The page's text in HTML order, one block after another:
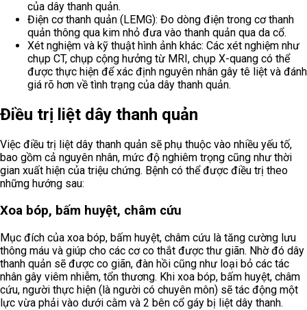
của dây thanh quản.
Điện cơ thanh quản (LEMG): Đo dòng điện trong cơ thanh
quản thông qua kim nhỏ đưa vào thanh quản qua da cổ.
Xét nghiệm và kỹ thuật hình ảnh khác: Các xét nghiệm như
chụp CT, chụp cộng hưởng từ MRI, chụp X-quang có thể
được thực hiện để xác định nguyên nhân gây tê liệt và đánh
giá rõ hơn về tình trạng của dây thanh quản.
Điều trị liệt dây thanh quản
Việc điều trị liệt dây thanh quản sẽ phụ thuộc vào nhiều yếu tố,
bao gồm cả nguyên nhân, mức độ nghiêm trọng cũng như thời
gian xuất hiện của triệu chứng. Bệnh có thể được điều trị theo
những hướng sau:
Xoa bóp, bấm huyệt, châm cứu
Mục đích của xoa bóp, bấm huyệt, châm cứu là tăng cường lưu
thông máu và giúp cho các cơ co thắt được thư giãn. Nhờ đó dây
thanh quản sẽ được co giãn, đàn hồi cũng như loại bỏ các tác
nhân gây viêm nhiễm, tổn thương. Khi xoa bóp, bấm huyệt, châm
cứu, người thực hiện (là người có chuyên môn) sẽ tác động một
lực vừa phải vào dưới cằm và 2 bên cổ gáy bị liệt dây thanh.